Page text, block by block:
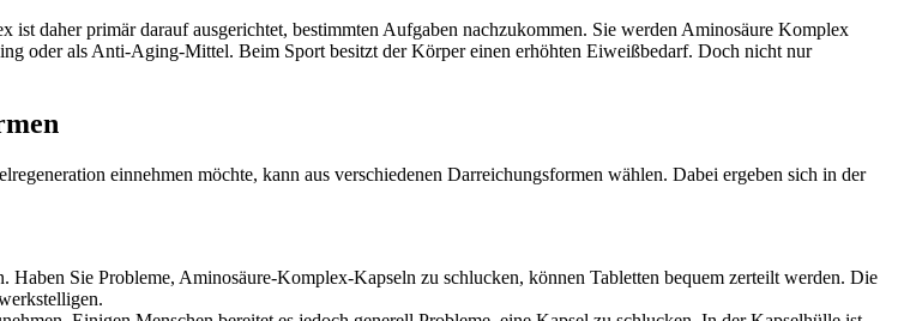
daher primär darauf ausgerichtet, bestimmten Aufgaben nachzukommen. Sie werden Aminosäure Komplex
oder als Anti-Aging-Mittel. Beim Sport besitzt der Körper einen erhöhten Eiweißbedarf. Doch nicht nur
einnehmen möchte, kann aus verschiedenen Darreichungsformen wählen. Dabei ergeben sich in der
Haben Sie Probleme, Aminosäure-Komplex-Kapseln zu schlucken, können Tabletten bequem zerteilt werden. Die